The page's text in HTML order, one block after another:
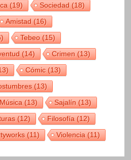
(19) Sociedad(18)
Amistad(16)
Tebeo(15)
(14) Crimen(13)
Cómic(13)
(13)
(13) Sajalín(13)
(12) Filosofía(12)
(11) Violencia(11)